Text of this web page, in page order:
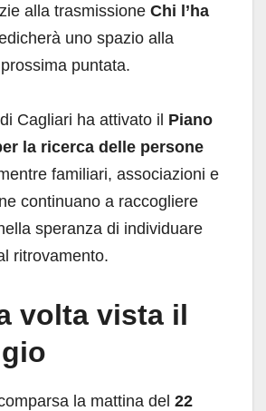
alla trasmissione Chi l’ha
uno spazio alla
puntata.
Cagliari ha attivato il Piano
la ricerca delle persone
familiari, associazioni e
continuano a raccogliere
speranza di individuare
ritrovamento.
volta vista il
la mattina del 22